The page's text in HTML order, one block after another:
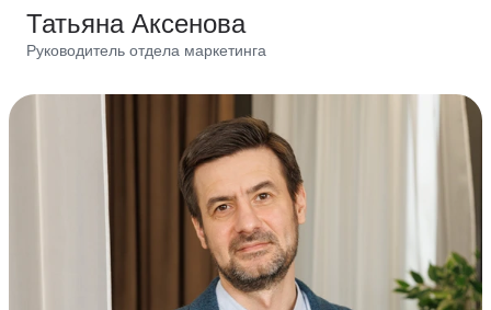
Татьяна Аксенова
Руководитель отдела маркетинга